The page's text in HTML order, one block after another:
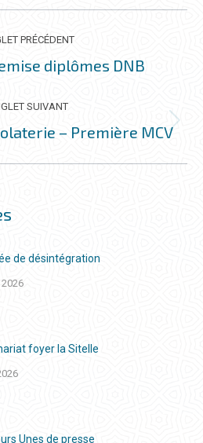
PRÉCÉDENT
Ongletdiplômes DNB
SUIVANT
Onglet– Première MCV
de désintégration
foyer la Sitelle
Unes de presse